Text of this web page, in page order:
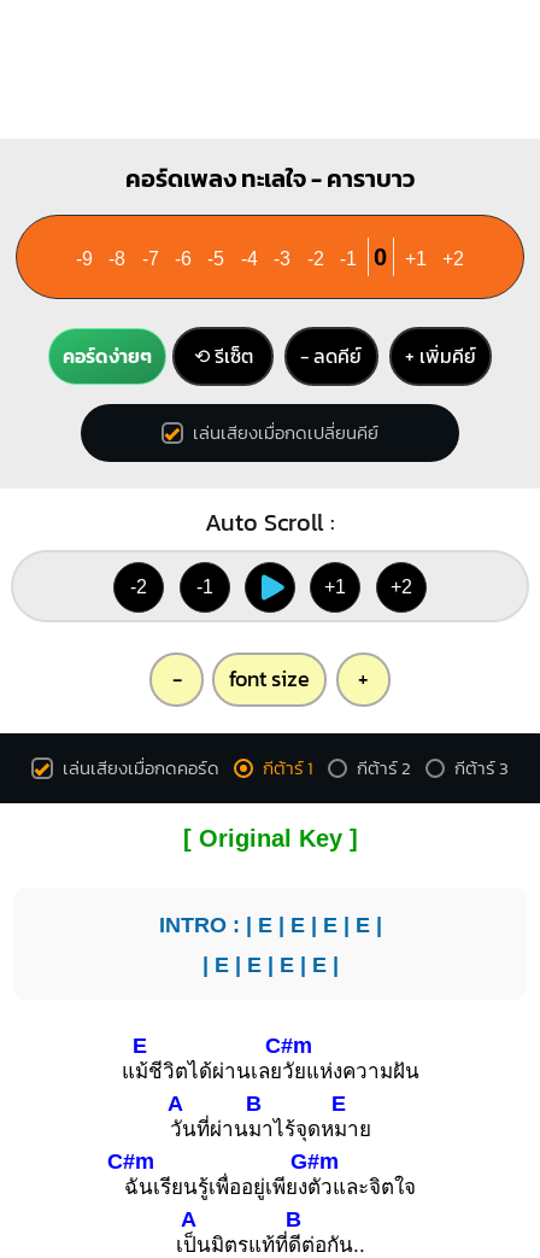
คอร์ดเพลง ทะเลใจ - คาราบาว
-9 -8 -7 -6 -5 -4 -3 -2 -1 0 +1 +2
คอร์ดง่ายๆ ⟲ รีเซ็ต − ลดคีย์ + เพิ่มคีย์
เล่นเสียงเมื่อกดเปลี่ยนคีย์
Auto Scroll :
-2 -1 +1 +2
- font size +
เล่นเสียงเมื่อกดคอร์ด กีต้าร์ 1 กีต้าร์ 2 กีต้าร์ 3
[ Original Key ]
INTRO : | E| E| E| E|
| E| E| E| E|
แ
E
ม้ชีวิตได้ผ่านเลย
C#m
วัยแห่งความฝัน
A
วันที่ผ่าน
B
มาไร้จุดห
E
มาย
C#m
ฉันเรียนรู้เพื่ออยู่เพียง
G#m
ตัวและจิตใจ
เ
A
ป็นมิตรแท้ที่
B
ดีต่อกัน..